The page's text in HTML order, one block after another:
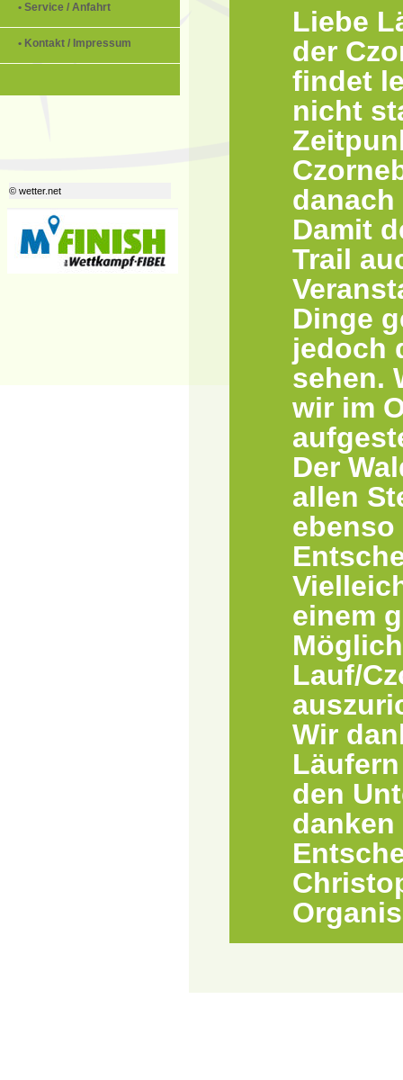
• Service / Anfahrt
• Kontakt / Impressum
© wetter.net
Liebe
der
findet
nicht
Damit
Trail
Dinge
jedoch
sehen.
wir im
Der
allen
einem
Lauf/
Wir
den